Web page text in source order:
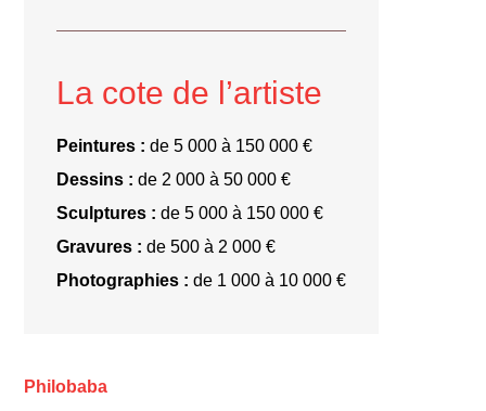
La cote de l’artiste
Peintures : de 5 000 à 150 000 €
Dessins : de 2 000 à 50 000 €
Sculptures : de 5 000 à 150 000 €
Gravures : de 500 à 2 000 €
Photographies : de 1 000 à 10 000 €
Philobaba